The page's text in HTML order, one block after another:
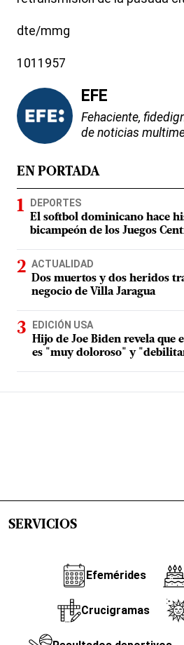
dte/mmg
1011957
EFE
Fehaciente,
de noticias
EN PORTADA
DEPORTES
El softbol dominicano hace
bicampeón de los Juegos
ACTUALIDAD
Dos muertos y dos heridos
negocio de Villa Jaragua
EDICIÓN USA
Hijo de Joe Biden revela que
es "muy doloroso" y
SERVICIOS
Efemérides
Crucigramas